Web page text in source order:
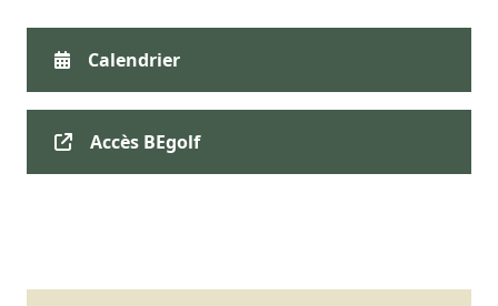
Calendrier
Accès BEgolf